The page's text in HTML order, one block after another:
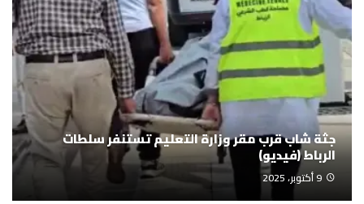
جثة شاب قرب مقر وزارة التعليم تستنفر سلطات
الرباط (فيديو)
9 أكتوبر، 2025